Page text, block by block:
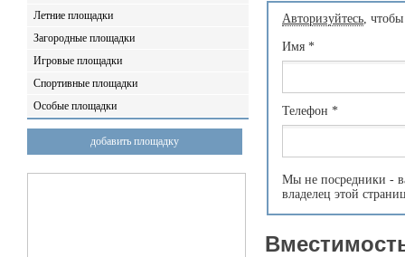
Летние площадки
Загородные площадки
Игровые площадки
Спортивные площадки
Особые площадки
добавить площадку
Авторизуйтесь,
Имя *
Телефон *
Мы не посредники -
владелец этой